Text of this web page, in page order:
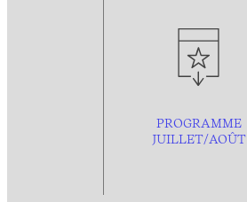
PROGRAMME
JUILLET/AOÛT